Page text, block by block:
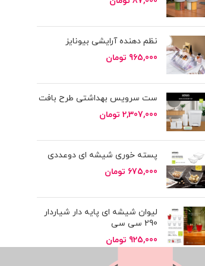
نظم دهنده آرایشی بیونایز
965,000 تومان
ست سرویس بهداشتی طرح بافت
2,307,000 تومان
پسته خوری شیشه ای دوعددی
675,000 تومان
لیوان شیشه ای پایه دار شیاردار
290 سی سی
925,000 تومان